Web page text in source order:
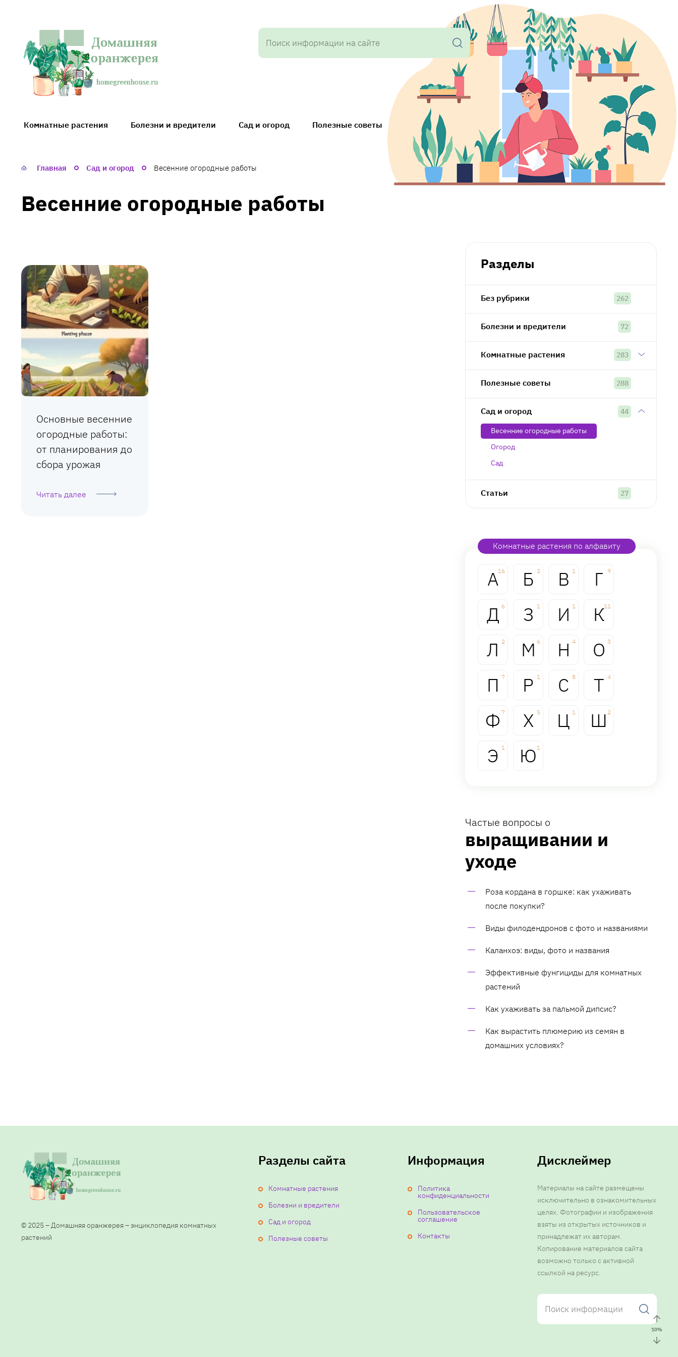
Домашняя
оранжерея
Комнатные растения Болезни и вредители Сад и огород Полезные советы
Главная Сад и огород Весенние огородные работы
Весенние огородные работы
Основные весенние
огородные работы:
от планирования до
сбора урожая
Читать далее
Разделы
Без рубрики 262
Болезни и вредители 72
Комнатные растения 283
Полезные советы 288
Сад и огород 44
Весенние огородные работы
Огород
Сад
Статьи 27
Комнатные растения по алфавиту
А16 Б 2 В 1 Г 9
Д 6 З 1 И 1 К11
Л 2 М 6 Н 4 О 3
П 7 Р 1 С 8 Т 4
Ф 7 Х 5 Ц 1 Ш 2
Э 1 Ю 1
Частые вопросы о
выращивании и
уходе
Роза кордана в горшке: как ухаживать
после покупки?
Виды филодендронов с фото и названиями
Каланхоэ: виды, фото и названия
Эффективные фунгициды для комнатных
растений
Как ухаживать за пальмой дипсис?
Как вырастить плюмерию из семян в
домашних условиях?
© 2025 – Домашняя оранжерея – энциклопедия комнатных
растений
Разделы сайта
Комнатные растения
Болезни и вредители
Сад и огород
Полезные советы
Информация
Политика
конфиденциальности
Пользовательское
соглашение
Контакты
Дисклеймер
Материалы на сайте размещены
исключительно в ознакомительных
целях. Фотографии и изображения
взяты из открытых источников и
принадлежат их авторам.
Копирование материалов сайта
возможно только с активной
ссылкой на ресурс.
10%